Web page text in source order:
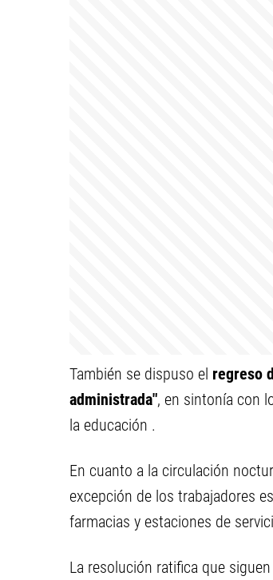
También se dispuso el regreso
administrada", en sintonía con
la educación .
En cuanto a la circulación
excepción de los trabajadores
farmacias y estaciones de
La resolución ratifica que siguen